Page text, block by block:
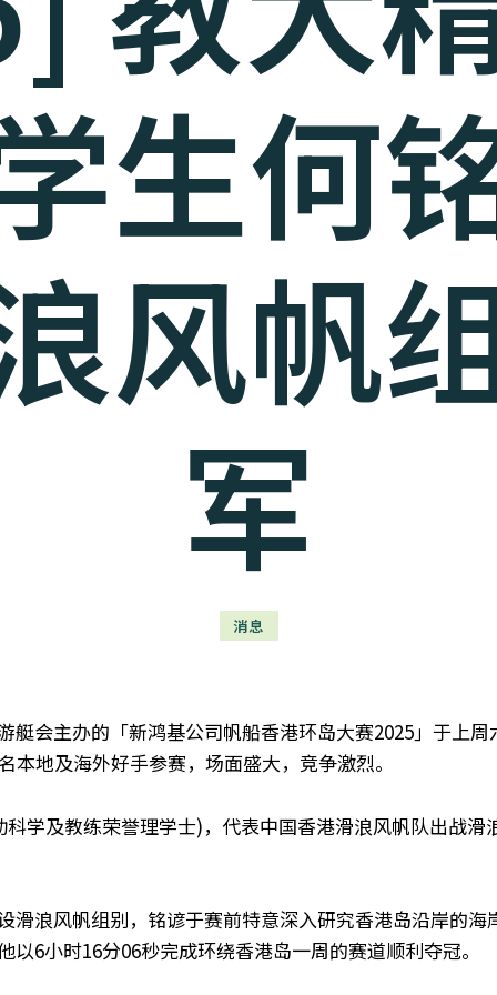
生何
风帆
军
消息
会主办的「新鸿基公司帆船香港环岛大赛2025」于上周
地及海外好手参赛，场面盛大，竞争激烈。
学及教练荣誉理学士)，代表中国香港滑浪风帆队出战
滑浪风帆组别，铭谚于赛前特意深入研究香港岛沿岸的
6小时16分06秒完成环绕香港岛一周的赛道顺利夺冠。